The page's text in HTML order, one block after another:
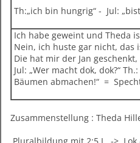
Th:„ich bin hungrig“ - Jul:
Ich habe geweint und Theda
Nein, ich huste gar nicht, das
Die hat mir der Jan
Jul: „Wer macht dok, dok?“
Bäumen abmachen!“ =
Zusammenstellung : Theda